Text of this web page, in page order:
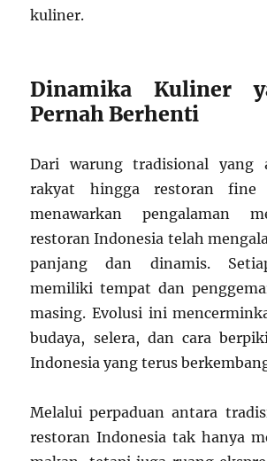
kuliner.
Dinamika Kuliner
Pernah Berhenti
Dari warung tradisional yang
rakyat hingga restoran fine
menawarkan pengalaman
restoran Indonesia telah
panjang dan dinamis.
memiliki tempat dan
masing. Evolusi ini
budaya, selera, dan cara
Indonesia yang terus
Melalui perpaduan antara
restoran Indonesia tak hanya